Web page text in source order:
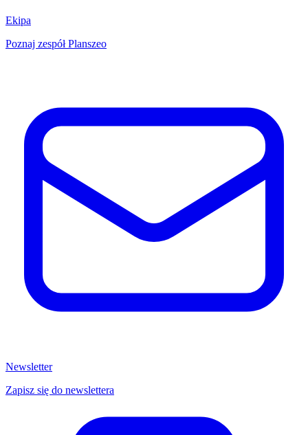
Ekipa
Poznaj zespół Planszeo
Newsletter
Zapisz się do newslettera